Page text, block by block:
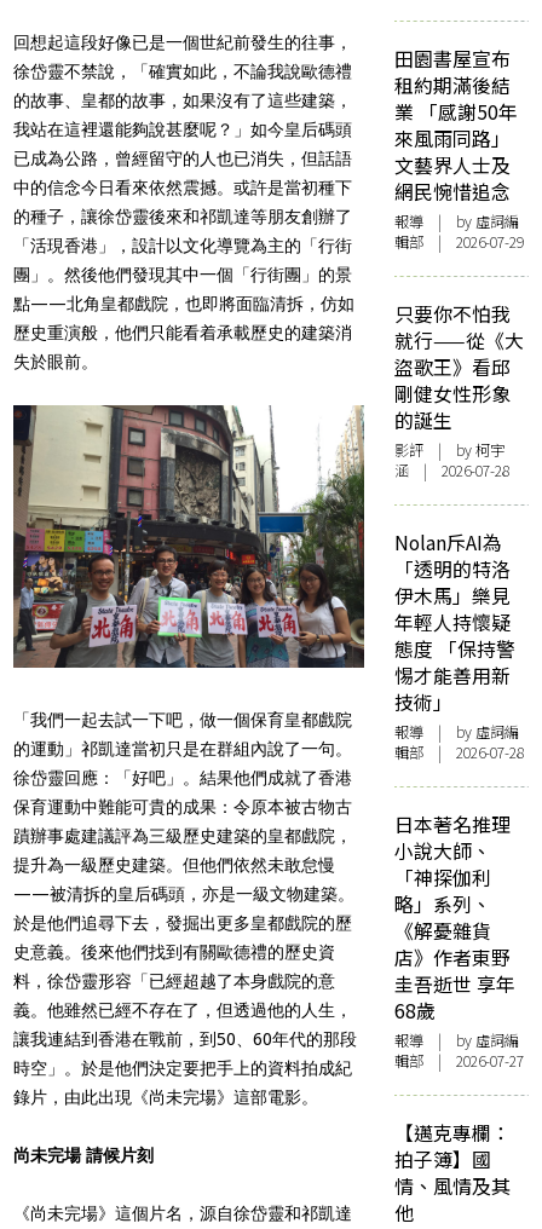
回想起這段好像已是一個世紀前發生的往事，
徐岱靈不禁說，「確實如此，不論我說歐德禮
的故事、皇都的故事，如果沒有了這些建築，
我站在這裡還能夠說甚麼呢？」如今皇后碼頭
已成為公路，曾經留守的人也已消失，但話語
中的信念今日看來依然震撼。或許是當初種下
的種子，讓徐岱靈後來和祁凱達等朋友創辦了
「活現香港」，設計以文化導覽為主的「行街
團」。然後他們發現其中一個「行街團」的景
點——北角皇都戲院，也即將面臨清拆，仿如
歷史重演般，他們只能看着承載歷史的建築消
失於眼前。
「我們一起去試一下吧，做一個保育皇都戲院
的運動」祁凱達當初只是在群組內說了一句。
徐岱靈回應：「好吧」。結果他們成就了香港
保育運動中難能可貴的成果：令原本被古物古
蹟辦事處建議評為三級歷史建築的皇都戲院，
提升為一級歷史建築。但他們依然未敢怠慢
——被清拆的皇后碼頭，亦是一級文物建築。
於是他們追尋下去，發掘出更多皇都戲院的歷
史意義。後來他們找到有關歐德禮的歷史資
料，徐岱靈形容「已經超越了本身戲院的意
義。他雖然已經不存在了，但透過他的人生，
讓我連結到香港在戰前，到50、60年代的那段
時空」。於是他們決定要把手上的資料拍成紀
錄片，由此出現《尚未完場》這部電影。
尚未完場 請候片刻
《尚未完場》這個片名，源自徐岱靈和祁凱達
田園書屋宣布
租約期滿後結
業 「感謝50年
來風雨同路」
文藝界人士及
網民惋惜追念
報導 | by 虛詞編
輯部 | 2026-07-29
只要你不怕我
就行——從《大
盜歌王》看邱
剛健女性形象
的誕生
影評 | by 柯宇
涵 | 2026-07-28
Nolan斥AI為
「透明的特洛
伊木馬」樂見
年輕人持懷疑
態度 「保持警
惕才能善用新
技術」
報導 | by 虛詞編
輯部 | 2026-07-28
日本著名推理
小說大師、
「神探伽利
略」系列、
《解憂雜貨
店》作者東野
圭吾逝世 享年
68歲
報導 | by 虛詞編
輯部 | 2026-07-27
【邁克專欄：
拍子簿】國
情、風情及其
他